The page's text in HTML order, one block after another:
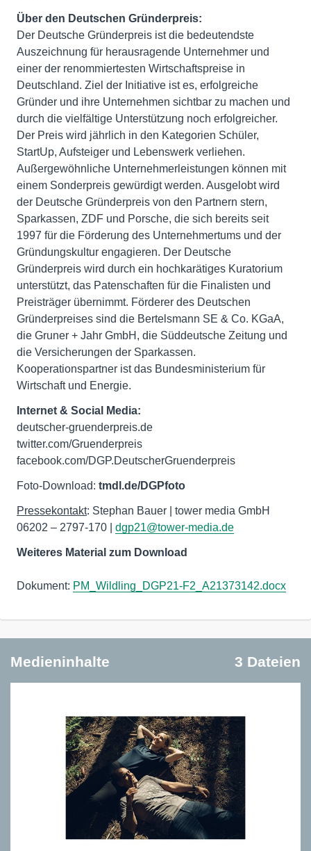
Über den Deutschen Gründerpreis:
Der Deutsche Gründerpreis ist die bedeutendste
Auszeichnung für herausragende Unternehmer und
einer der renommiertesten Wirtschaftspreise in
Deutschland. Ziel der Initiative ist es, erfolgreiche
Gründer und ihre Unternehmen sichtbar zu machen und
durch die vielfältige Unterstützung noch erfolgreicher.
Der Preis wird jährlich in den Kategorien Schüler,
StartUp, Aufsteiger und Lebenswerk verliehen.
Außergewöhnliche Unternehmerleistungen können mit
einem Sonderpreis gewürdigt werden. Ausgelobt wird
der Deutsche Gründerpreis von den Partnern stern,
Sparkassen, ZDF und Porsche, die sich bereits seit
1997 für die Förderung des Unternehmertums und der
Gründungskultur engagieren. Der Deutsche
Gründerpreis wird durch ein hochkarätiges Kuratorium
unterstützt, das Patenschaften für die Finalisten und
Preisträger übernimmt. Förderer des Deutschen
Gründerpreises sind die Bertelsmann SE & Co. KGaA,
die Gruner + Jahr GmbH, die Süddeutsche Zeitung und
die Versicherungen der Sparkassen.
Kooperationspartner ist das Bundesministerium für
Wirtschaft und Energie.
Internet & Social Media:
deutscher-gruenderpreis.de
twitter.com/Gruenderpreis
facebook.com/DGP.DeutscherGruenderpreis
Foto-Download: tmdl.de/DGPfoto
Pressekontakt: Stephan Bauer | tower media GmbH
06202 – 2797-170 | dgp21@tower-media.de
Weiteres Material zum Download
Dokument: PM_Wildling_DGP21-F2_A21373142.docx
Medieninhalte 3 Dateien